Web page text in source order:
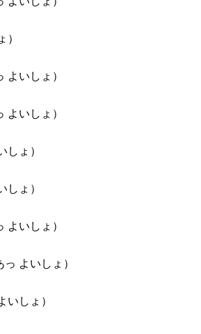
）
よいしょ）
よいしょ）
しょ）
しょ）
よいしょ）
よいしょ）
いしょ）